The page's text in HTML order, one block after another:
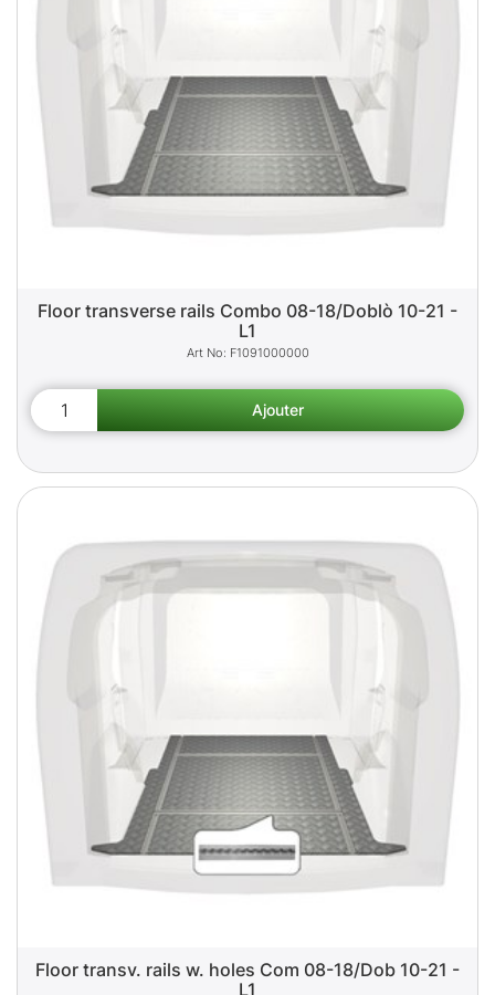
Floor transverse rails Combo 08-18/Doblò 10-21 -
L1
F1091000000
Floor transv. rails w. holes Com 08-18/Dob 10-21 -
L1